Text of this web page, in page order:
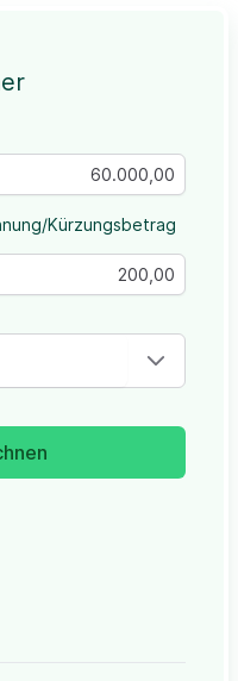
Kürzungsbetrag